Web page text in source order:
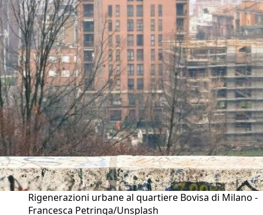
Rigenerazioni urbane al quartiere Bovisa di Milano -
Francesca Petringa/Unsplash